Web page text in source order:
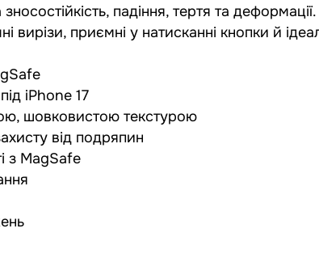
падіння, тертя та
вирізи, приємні у натисканні кнопки й
iPhone 17
шовковистою текстурою
від подряпин
з MagSafe